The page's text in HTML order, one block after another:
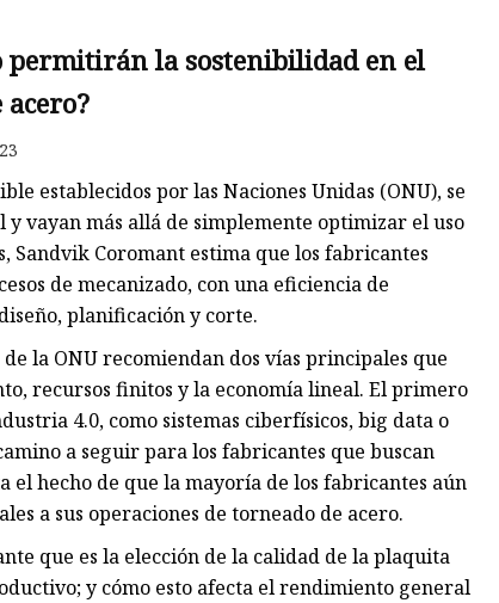
permitirán la sostenibilidad en el
establecidos por las Naciones Unidas (ONU), se
vayan más allá de simplemente optimizar el uso
Sandvik Coromant estima que los fabricantes
de mecanizado, con una eficiencia de
planificación y corte.
la ONU recomiendan dos vías principales que
recursos finitos y la economía lineal. El primero
4.0, como sistemas ciberfísicos, big data o
a seguir para los fabricantes que buscan
hecho de que la mayoría de los fabricantes aún
a sus operaciones de torneado de acero.
que es la elección de la calidad de la plaquita
y cómo esto afecta el rendimiento general